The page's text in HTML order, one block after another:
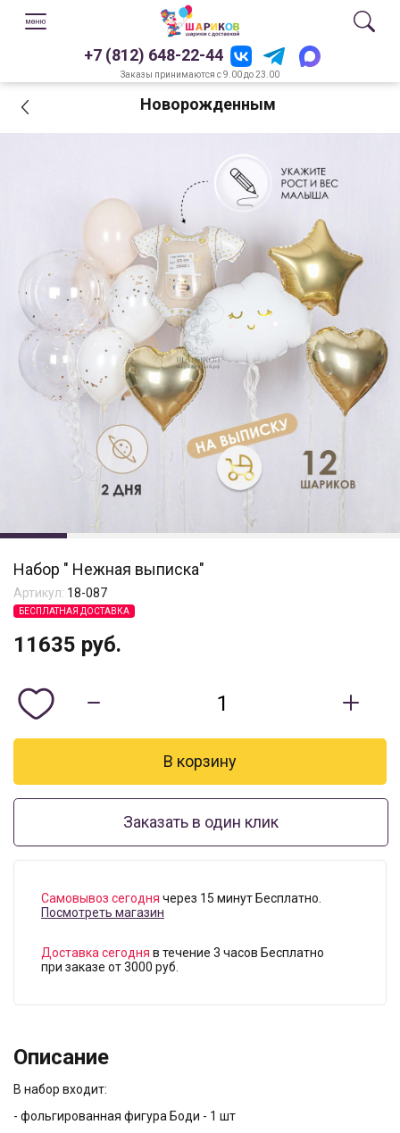
+7 (812) 648-22-44
Заказы принимаются с 9.00 до 23.00
Новорожденным
Набор " Нежная выписка"
Артикул: 18-087
БЕСПЛАТНАЯ ДОСТАВКА
11635 руб.
Заказать в один клик
Самовывоз сегодня через 15 минут Бесплатно.
Посмотреть магазин
Доставка сегодня в течение 3 часов Бесплатно
при заказе от 3000 руб.
Описание
В набор входит:
- фольгированная фигура Боди - 1 шт